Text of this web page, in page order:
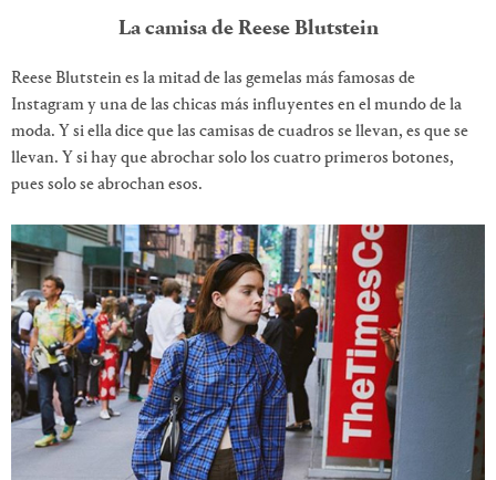
La camisa de Reese Blutstein
Reese Blutstein es la mitad de las gemelas más famosas de
Instagram y una de las chicas más influyentes en el mundo de la
moda. Y si ella dice que las camisas de cuadros se llevan, es que se
llevan. Y si hay que abrochar solo los cuatro primeros botones,
pues solo se abrochan esos.